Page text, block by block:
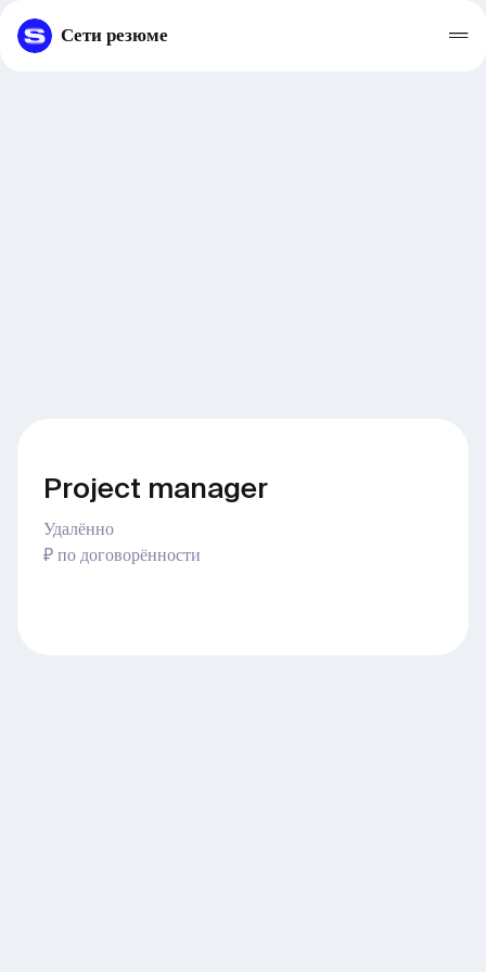
Сети резюме
Project manager
Удалённо
₽ по договорённости